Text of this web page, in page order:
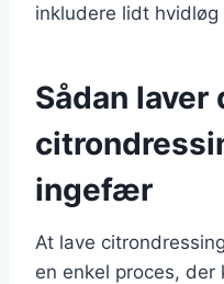
inkludere lidt
Sådan laver
ingefær
At lave
en enkel proces,